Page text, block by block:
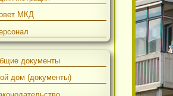
Жилищный фонд
Администрация
Совет МКД
Персонал